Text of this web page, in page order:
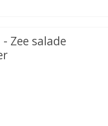
Zee salade